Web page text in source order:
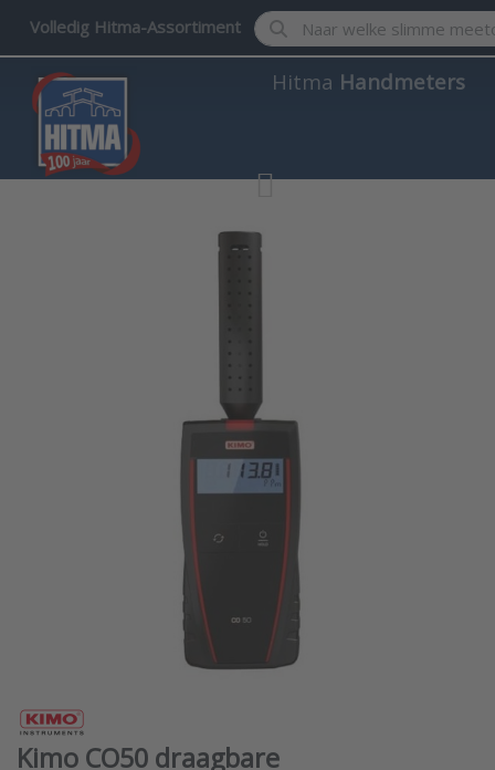
Volledig Hitma-Assortiment Enter a search term.
Hitma Handmeters
Kimo CO50 draagbare